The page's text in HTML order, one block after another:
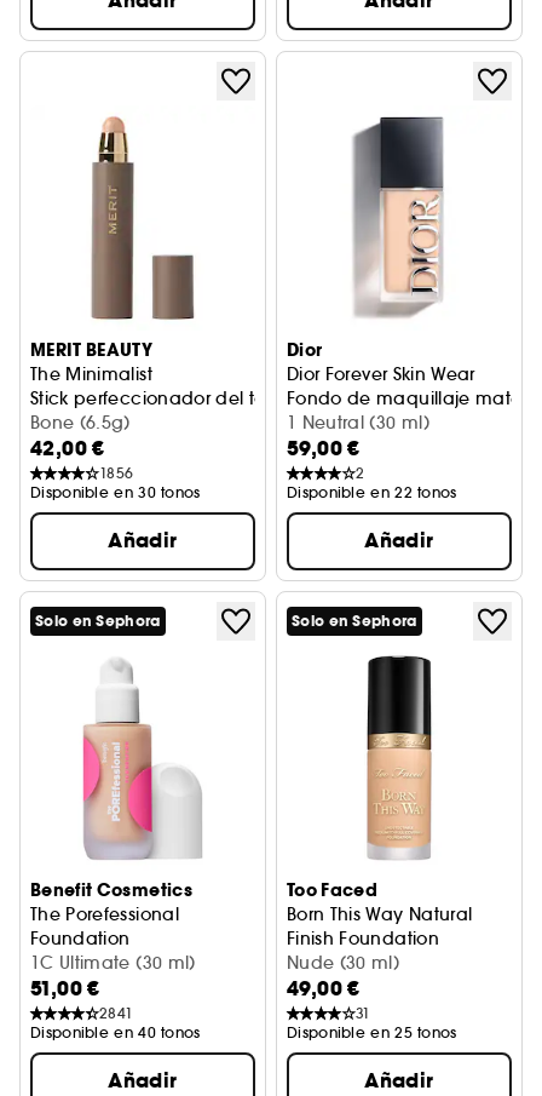
MERIT BEAUTY
The Minimalist
Stick perfeccionador del tono
Bone (6.5g)
42,00 €
1856
Disponible en 30 tonos
Añadir
Dior
Dior Forever Skin Wear
Fondo de maquillaje mate
1 Neutral (30 ml)
59,00 €
2
Disponible en 22 tonos
Añadir
Solo en Sephora
Benefit Cosmetics
The Porefessional
Foundation
Base alisadora y difuminadora con niacinamida
1C Ultimate (30 ml)
51,00 €
2841
Disponible en 40 tonos
Añadir
Solo en Sephora
Too Faced
Born This Way Natural
Finish Foundation
Base con cobertura media-
Nude (30 ml)
49,00 €
31
Disponible en 25 tonos
Añadir